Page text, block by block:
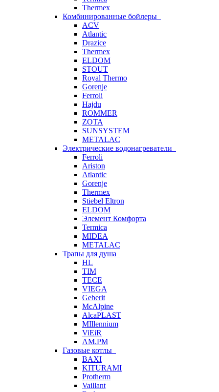
Thermex
Комбинированные бойлеры
ACV
Atlantic
Drazice
Thermex
ELDOM
STOUT
Royal Thermo
Gorenje
Ferroli
Hajdu
ROMMER
ZOTA
SUNSYSTEM
METALAC
Электрические водонагреватели
Ferroli
Ariston
Atlantic
Gorenje
Thermex
Stiebel Eltron
ELDOM
Элемент Комфорта
Termica
MIDEA
METALAC
Трапы для душа
HL
TIM
TECE
VIEGA
Geberit
McAlpine
AlcaPLAST
MIllennium
ViEiR
AM.PM
Газовые котлы
BAXI
KITURAMI
Protherm
Vaillant